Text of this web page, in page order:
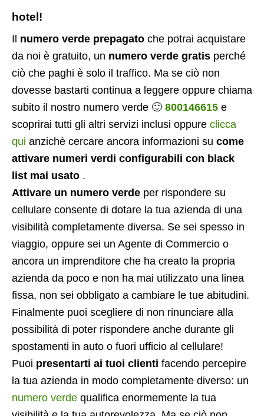
hotel!
Il numero verde prepagato che potrai acquistare
da noi è gratuito, un numero verde gratis perché
ciò che paghi è solo il traffico. Ma se ciò non
dovesse bastarti continua a leggere oppure chiama
subito il nostro numero verde 🙂 800146615 e
scoprirai tutti gli altri servizi inclusi oppure clicca
qui anzichè cercare ancora informazioni su come
attivare numeri verdi configurabili con black
list mai usato .
Attivare un numero verde per rispondere su
cellulare consente di dotare la tua azienda di una
visibilità completamente diversa. Se sei spesso in
viaggio, oppure sei un Agente di Commercio o
ancora un imprenditore che ha creato la propria
azienda da poco e non ha mai utilizzato una linea
fissa, non sei obbligato a cambiare le tue abitudini.
Finalmente puoi scegliere di non rinunciare alla
possibilità di poter rispondere anche durante gli
spostamenti in auto o fuori ufficio al cellulare!
Puoi presentarti ai tuoi clienti facendo percepire
la tua azienda in modo completamente diverso: un
numero verde qualifica enormemente la tua